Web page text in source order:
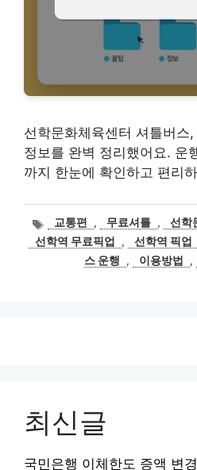
선학문화체육센터 셔틀버스
정보를 완벽 정리했어요. 운
까지 한눈에 확인하고 편리
태
그
교통편 , 무료셔틀 , 선학
선학역 무료픽업
, 선학역 픽업
스 운행
, 이용방법 ,
최신글
국민은행 이체한도 증액 변